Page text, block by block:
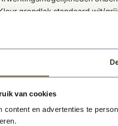
van cookies
content en advertenties te
grondlak standaard wit/
uit meerdere sluitingen
voorzien van glasvak
meegeleverd